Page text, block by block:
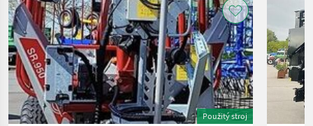
Použitý stroj